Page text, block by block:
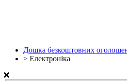
Дошка безкоштовних
> Електроніка